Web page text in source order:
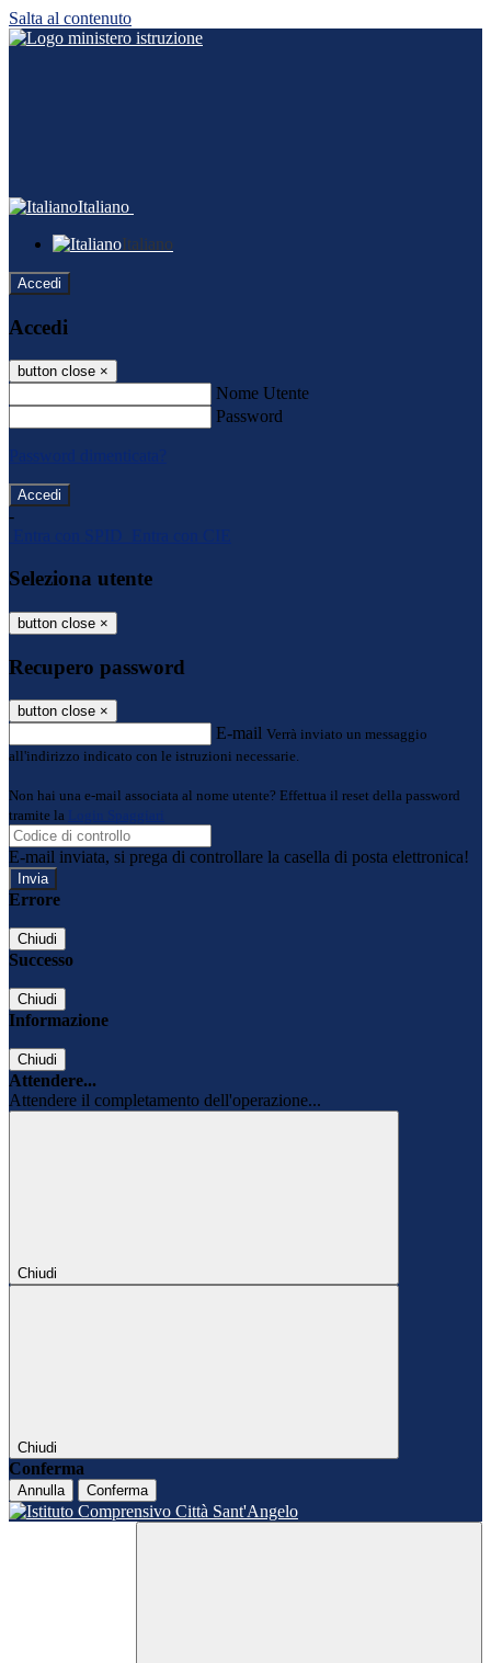
Salta al contenuto
Italiano
Italiano
Accedi
Accedi
button close ×
Nome Utente
Password
Password dimenticata?
-
Entra con SPID
Entra con CIE
Seleziona utente
button close ×
Recupero password
button close ×
E-mail Verrà inviato un messaggio
all'indirizzo indicato con le istruzioni necessarie.
Non hai una e-mail associata al nome utente? Effettua il reset della password
tramite la
Login Spaggiari
E-mail inviata, si prega di controllare la casella di posta elettronica!
Errore
Chiudi
Successo
Chiudi
Informazione
Chiudi
Attendere...
Attendere il completamento dell'operazione...
Chiudi
Chiudi
Conferma
Annulla Conferma